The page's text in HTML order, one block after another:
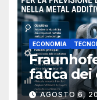
ECONOMIA
fatica dei
metallici
AGOSTO 6,